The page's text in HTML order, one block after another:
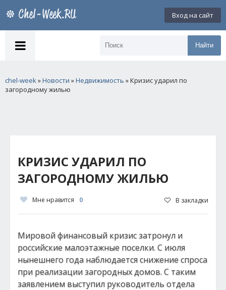
Вход на сайт
Найти
chel-week»Новости »Недвижимость » Кризис ударил по
загородному жилью
КРИЗИС УДАРИЛ ПО
ЗАГОРОДНОМУ ЖИЛЬЮ
Мне нравится 0 В закладки
Мировой финансовый кризис затронул и
российские малоэтажные поселки. С июля
нынешнего года наблюдается снижение спроса
при реализации загородных домов. С таким
заявлением выступил руководитель отдела